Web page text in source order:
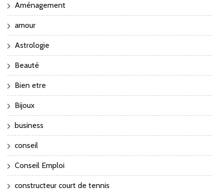
Aménagement
amour
Astrologie
Beauté
Bien etre
Bijoux
business
conseil
Conseil Emploi
constructeur court de tennis